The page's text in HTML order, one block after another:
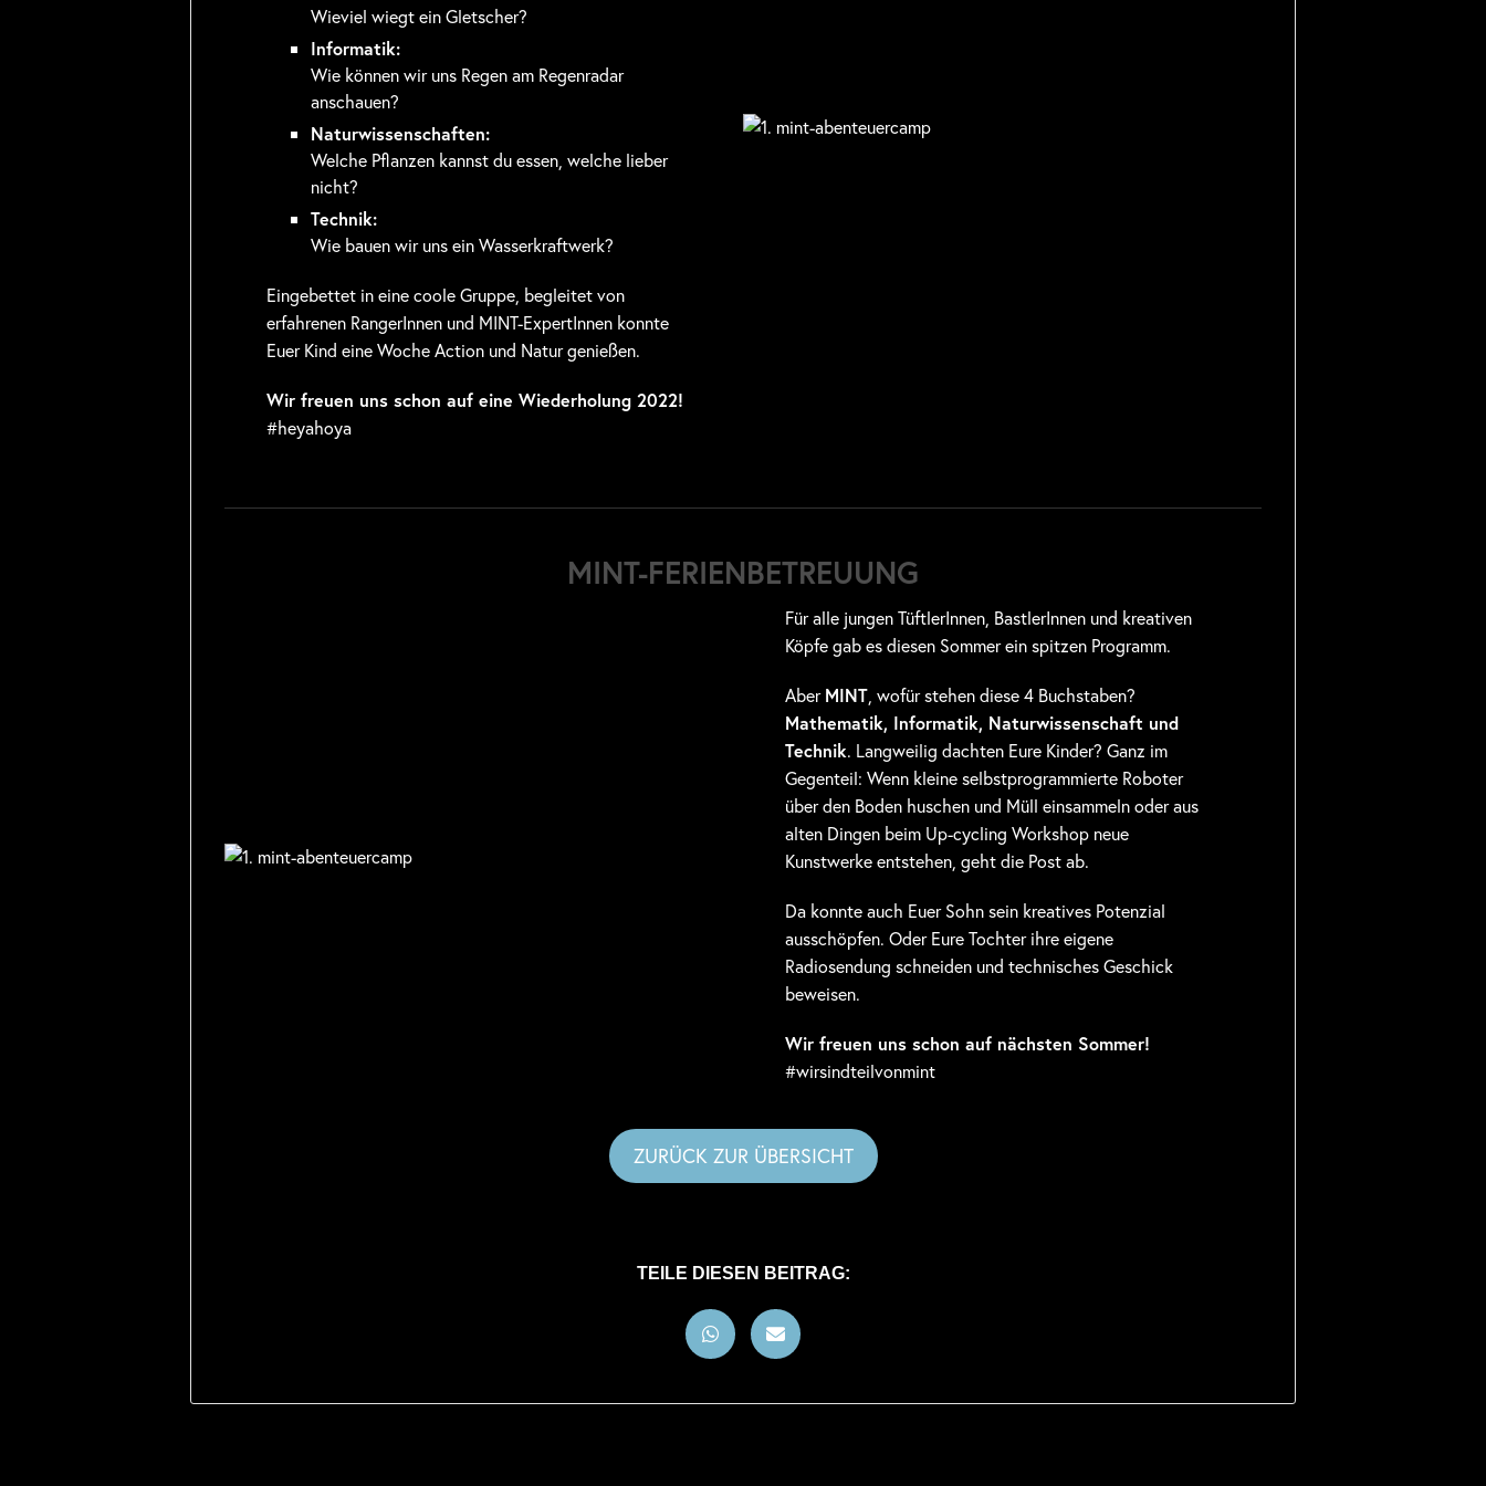
Wieviel wiegt ein Gletscher?
Informatik:
Wie können wir uns Regen am Regenradar
anschauen?
Naturwissenschaften:
Welche Pflanzen kannst du essen, welche lieber
nicht?
Technik:
Wie bauen wir uns ein Wasserkraftwerk?
Eingebettet in eine coole Gruppe, begleitet von
erfahrenen RangerInnen und MINT-ExpertInnen konnte
Euer Kind eine Woche Action und Natur genießen.
Wir freuen uns schon auf eine Wiederholung 2022!
#heyahoya
MINT-FERIENBETREUUNG
Für alle jungen TüftlerInnen, BastlerInnen und kreativen
Köpfe gab es diesen Sommer ein spitzen Programm.
AberMINT, wofür stehen diese 4 Buchstaben?
Mathematik, Informatik, Naturwissenschaft und
Technik. Langweilig dachten Eure Kinder? Ganz im
Gegenteil: Wenn kleine selbstprogrammierte Roboter
über den Boden huschen und Müll einsammeln oder aus
alten Dingen beim Up-cycling Workshop neue
Kunstwerke entstehen, geht die Post ab.
Da konnte auch Euer Sohn sein kreatives Potenzial
ausschöpfen. Oder Eure Tochter ihre eigene
Radiosendung schneiden und technisches Geschick
beweisen.
Wir freuen uns schon auf nächsten Sommer!
#wirsindteilvonmint
ZURÜCK ZUR ÜBERSICHT
TEILE DIESEN BEITRAG: